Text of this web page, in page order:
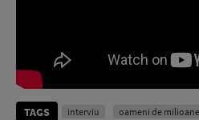
TAGS interviu oameni de milioane